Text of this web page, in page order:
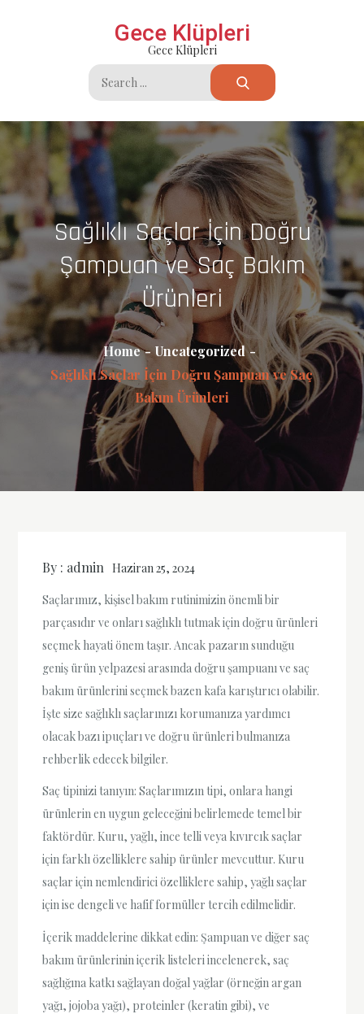
Gece Klüpleri
Gece Klüpleri
Search
for:
Sağlıklı Saçlar İçin Doğru
Şampuan ve Saç Bakım
Ürünleri
Home
Uncategorized
Sağlıklı Saçlar İçin Doğru Şampuan ve Saç
Bakım Ürünleri
By : admin Haziran 25, 2024
Saçlarımız, kişisel bakım rutinimizin önemli bir
parçasıdır ve onları sağlıklı tutmak için doğru ürünleri
seçmek hayati önem taşır. Ancak pazarın sunduğu
geniş ürün yelpazesi arasında doğru şampuanı ve saç
bakım ürünlerini seçmek bazen kafa karıştırıcı olabilir.
İşte size sağlıklı saçlarınızı korumanıza yardımcı
olacak bazı ipuçları ve doğru ürünleri bulmanıza
rehberlik edecek bilgiler.
Saç tipinizi tanıyın: Saçlarımızın tipi, onlara hangi
ürünlerin en uygun geleceğini belirlemede temel bir
faktördür. Kuru, yağlı, ince telli veya kıvırcık saçlar
için farklı özelliklere sahip ürünler mevcuttur. Kuru
saçlar için nemlendirici özelliklere sahip, yağlı saçlar
için ise dengeli ve hafif formüller tercih edilmelidir.
İçerik maddelerine dikkat edin: Şampuan ve diğer saç
bakım ürünlerinin içerik listeleri incelenerek, saç
sağlığına katkı sağlayan doğal yağlar (örneğin argan
yağı, jojoba yağı), proteinler (keratin gibi), ve